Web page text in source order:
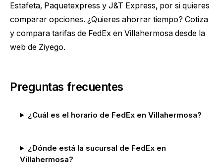
Estafeta, Paquetexpress y J&T Express, por si quieres
comparar opciones. ¿Quieres ahorrar tiempo? Cotiza
y compara tarifas de FedEx en Villahermosa desde la
web de Ziyego.
Preguntas frecuentes
¿Cuál es el horario de FedEx en Villahermosa?
¿Dónde está la sucursal de FedEx en
Villahermosa?